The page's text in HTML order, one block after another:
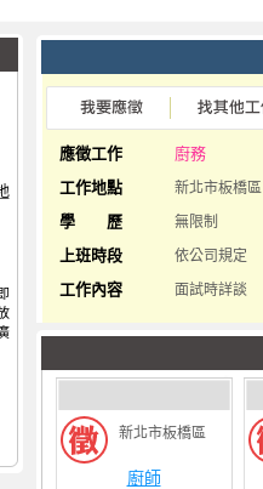
應徵工作
廚務
工作地點
新北市板橋區
學 歷 無限制
上班時段 依公司規定
工作內容 面試時詳談
新北市板橋區
廚師